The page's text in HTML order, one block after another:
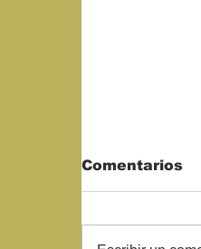
Comentarios